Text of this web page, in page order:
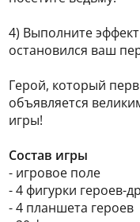
4) Выполните
остановился ваш
Герой, который
объявляется
игры!
Состав игры
- игровое поле
- 4 фигурки героев-
- 4 планшета героев